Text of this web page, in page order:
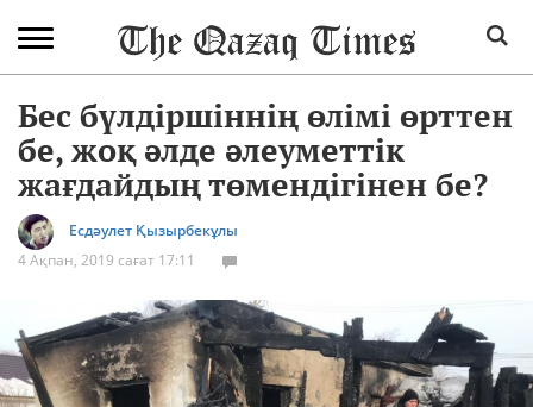
Бес бүлдіршіннің өлімі өрттен
бе, жоқ әлде әлеуметтік
жағдайдың төмендігінен бе?
Есдәулет Қызырбекұлы
4 Ақпан, 2019 сағат 17:11